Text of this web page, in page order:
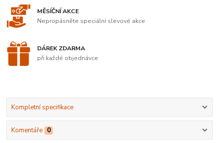
MĚSÍČNÍ AKCE
Nepropásněte speciální slevové akce
DÁREK ZDARMA
při každé objednávce
Kompletní specifikace
Komentáře 0